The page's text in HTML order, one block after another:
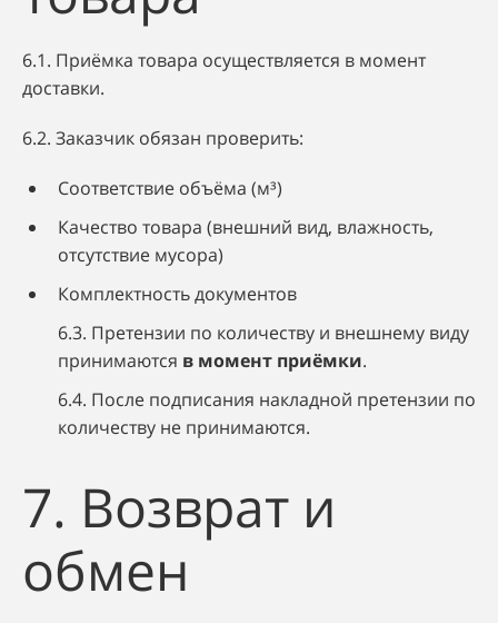
6.1. Приёмка товара осуществляется в момент
доставки.
6.2. Заказчик обязан проверить:
Соответствие объёма (м³)
Качество товара (внешний вид, влажность,
отсутствие мусора)
Комплектность документов
6.3. Претензии по количеству и внешнему виду
принимаются в момент приёмки.
6.4. После подписания накладной претензии по
количеству не принимаются.
7. Возврат и
обмен